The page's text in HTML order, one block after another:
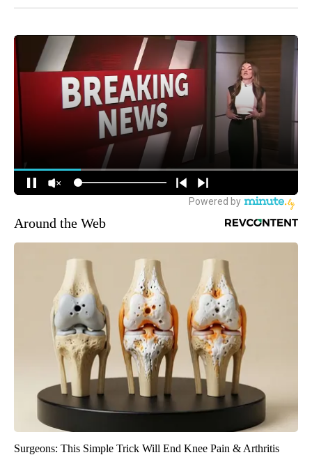
Around the Web
Surgeons: This Simple Trick Will End Knee Pain & Arthritis